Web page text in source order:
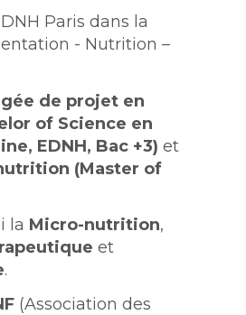
Paris dans la
- Nutrition –
de projet en
of Science en
EDNH, Bac +3) et
(Master of
la Micro-nutrition,
et
.
(Association des